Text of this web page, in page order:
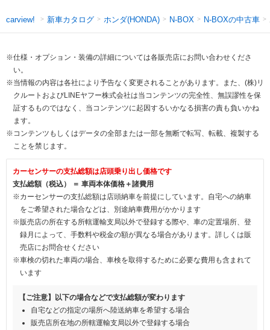
carview! 新車カタログ ホンダ(HONDA) N-BOX N-BOXの中古車
※仕様・オプション・装備の詳細については各販売店にお問い合わせくださ
い。
※当情報の内容は各社により予告なく変更されることがあります。また、(株)リ
クルートおよびLINEヤフー株式会社は当コンテンツの完全性、無誤謬性を保
証するものではなく、当コンテンツに起因するいかなる損害の責も負いかね
ます。
※コンテンツもしくはデータの全部または一部を無断で転写、転載、複製する
ことを禁じます。
カーセンサーの支払総額は店頭乗り出し価格です
支払総額（税込） ＝ 車両本体価格＋諸費用
※カーセンサーの支払総額は店頭納車を前提にしています。自宅への納車
をご希望された場合などは、別途納車費用がかかります
※販売店の所在する所轄運輸支局以外で登録する際や、車の定置場所、登
録月によって、手数料や税金の額が異なる場合があります。詳しくは販
売店にお問合せください
※車検の切れた車両の場合、車検を取得するために必要な費用も含まれて
います
【ご注意】以下の場合などで支払総額が変わります
自宅などの指定の場所へ陸送納車を希望する場合
販売店所在地の所轄運輸支局以外で登録する場合